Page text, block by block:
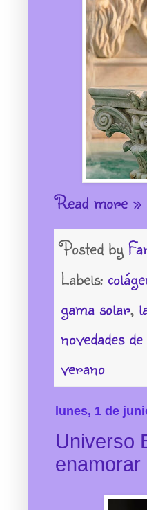
Read more »
Posted by
Labels:
gama solar,
novedades
verano
lunes, 1 de
Universo
enamorar